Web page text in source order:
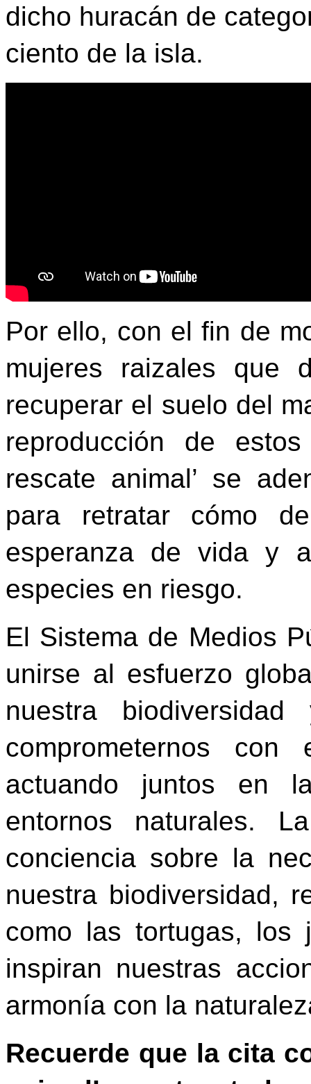
dicho huracán de
ciento de la isla.
Por ello, con el fin de
mujeres raizales que
recuperar el suelo del
reproducción de
rescate animal’ se
para retratar cómo
esperanza de vida y
especies en riesgo.
El Sistema de Medios
unirse al esfuerzo
nuestra
comprometernos
actuando juntos en
entornos naturales.
conciencia sobre la
nuestra biodiversidad,
como las tortugas, los
inspiran nuestras
armonía con la
Recuerde que la cita